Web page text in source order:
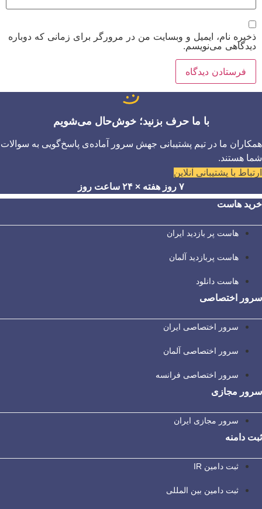
ذخیره نام، ایمیل و وبسایت من در مرورگر برای زمانی که دوباره
دیدگاهی می‌نویسم.
با ما حرف بزنید؛ خوش‌حال می‌شویم
همکاران ما در تیم پشتیبانی جهش سرور آماده‌ی پاسخ‌گویی به سوالات
شما هستند.
ارتباط با پشتیبانی آنلاین
۷ روز هفته × ۲۴ ساعت روز
خرید هاست
هاست پر بازدید ایران
هاست پربازدید آلمان
هاست دانلود
سرور اختصاصی
سرور اختصاصی ایران
سرور اختصاصی آلمان
سرور اختصاصی فرانسه
سرور مجازی
سرور مجازی ایران
ثبت دامنه
ثبت دامین IR
ثبت دامین بین المللی